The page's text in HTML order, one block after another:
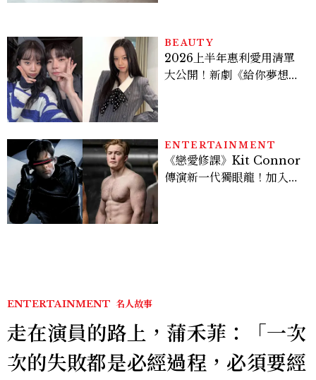
BEAUTY
2026上半年惠利愛用清單
大公開！新劇《給你夢想》
ENTERTAINMENT
《戀愛修課》Kit Connor
傳演新一代獨眼龍！加入新
ENTERTAINMENT 名人故事
走在演員的路上，蒲禾菲：「一次
次的失敗都是必經過程，必須要經